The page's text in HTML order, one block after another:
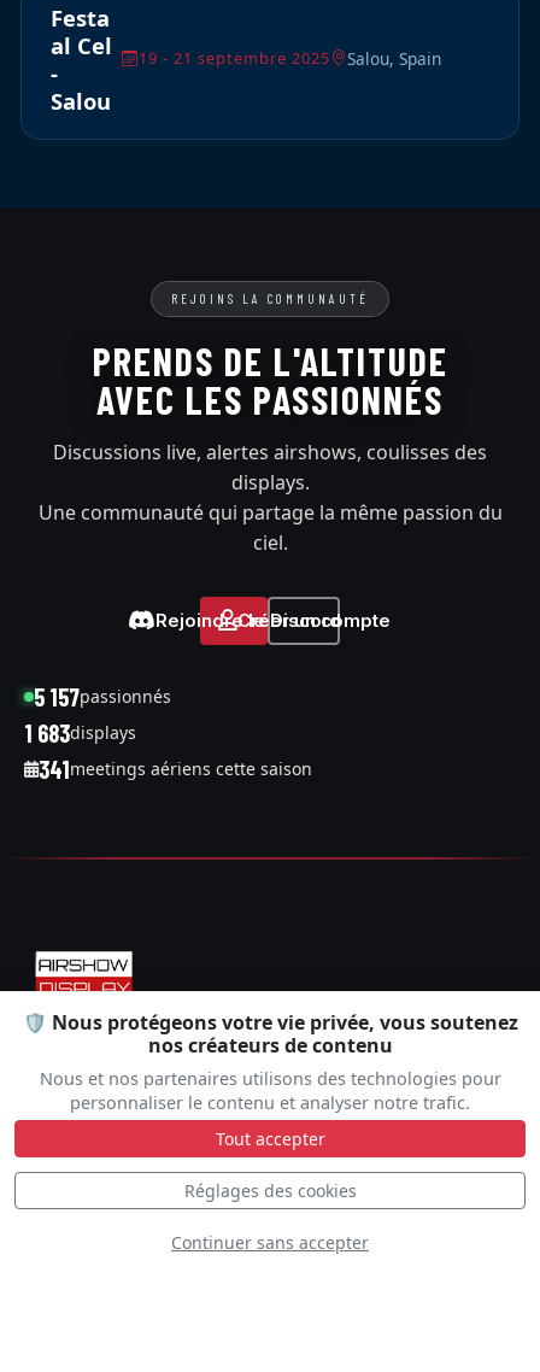
🛡️ Nous protégeons votre vie privée, vous soutenez
nos créateurs de contenu
Nous et nos partenaires utilisons des technologies pour
personnaliser le contenu et analyser notre trafic.
Tout accepter
Réglages des cookies
Continuer sans accepter
19 - 21 septembre 2025
Festa
al Cel
-
Salou
Salou, Spain
REJOINS LA COMMUNAUTÉ
PRENDS DE L'ALTITUDE
AVEC LES PASSIONNÉS
Discussions live, alertes airshows, coulisses des
displays.
Une communauté qui partage la même passion du
ciel.
Rejoindre le Discord
Créer un compte
5 157passionnés
1 683displays
341meetings aériens cette saison
Dédié à la promotion des démonstrations aériennes,
offrant des informations complètes sur les événements, les
pilotes et les spectacles aériens à travers le monde.